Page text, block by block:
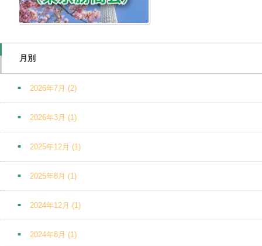
月別
2026年7月 (2)
2026年3月 (1)
2025年12月 (1)
2025年8月 (1)
2024年12月 (1)
2024年8月 (1)